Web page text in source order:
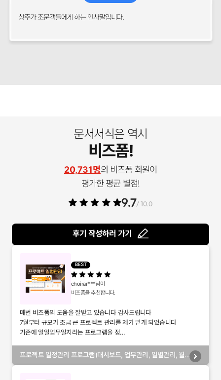
상주가 조문객들에게 하는 인사말입니다.
문서서식은 역시
비즈폼!
20,731명의 비즈폼 회원이
평가한 평균 별점!
9.7/ 10.0
후기 작성하러 가기
BEST
choirar***님이
비즈폼을 추천합니다.
매번 비즈폼의 도움을 잘받고 있습니다 감사드립니다
7월부터 규모가 조금 큰 프로젝트 관리를 제가 맡게 되었습니다
기존에 일일업무일지라는 프로그램을 정...
프로젝트 일정관리 프로그램(대시보드, 업무관리, 일별관리, 월